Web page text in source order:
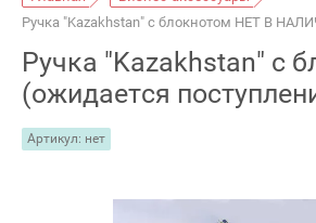
Ручка "Kazakhstan" с блокнотом НЕТ В
Ручка "Kazakhstan" с
(ожидается
Артикул: нет